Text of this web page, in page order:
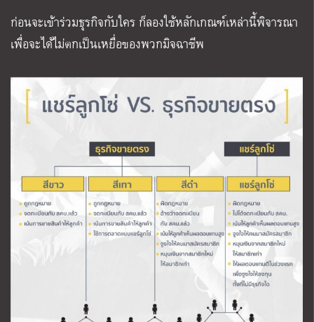
ก่อนจะเข้าร่วมธุรกิจกับใคร ก็ลองใช้หลักเกณฑ์เหล่านี้พิจารณา
เพื่อจะได้ไม่ตกเป็นเหยื่อของพวกมิจฉาชีพ